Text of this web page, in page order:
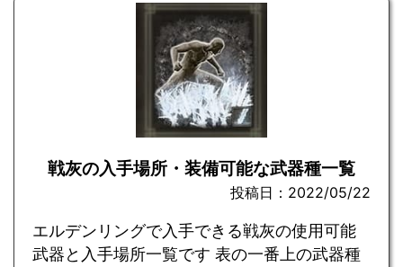
戦灰の入手場所・装備可能な武器種一覧
投稿日：2022/05/22
エルデンリングで入手できる戦灰の使用可能
武器と入手場所一覧です 表の一番上の武器種